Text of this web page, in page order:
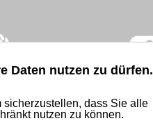
Daten nutzen zu dürfen.
sicherzustellen, dass Sie alle
nutzen zu können.